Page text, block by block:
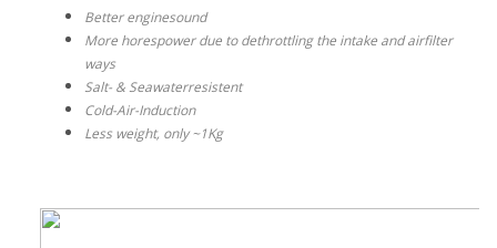
Better enginesound
More horespower due to dethrottling the intake and airfilter
ways
Salt- & Seawaterresistent
Cold-Air-Induction
Less weight, only ~1Kg